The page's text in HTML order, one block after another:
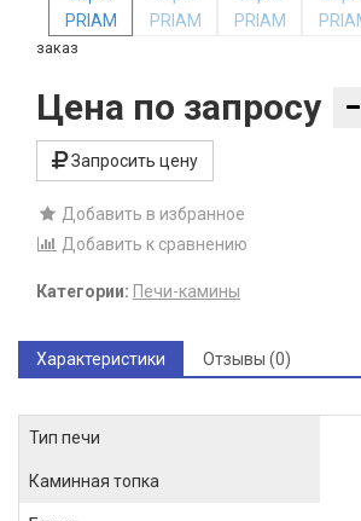
заказ
Цена по запросу
Запросить цену
Добавить в избранное
Добавить к сравнению
Категории: Печи-камины
Характеристики Отзывы (0)
Тип печи
Каминная топка